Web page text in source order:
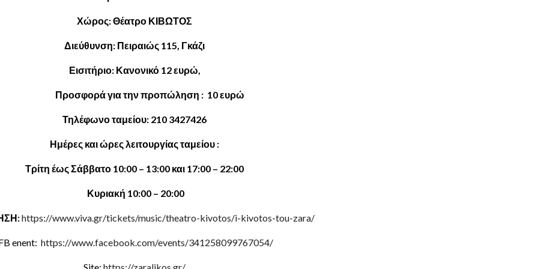
Χώρος: Θέατρο ΚΙΒΩΤΟΣ
Διεύθυνση: Πειραιώς 115, Γκάζι
Εισιτήριο: Κανονικό 12 ευρώ,
Προσφορά για την προπώληση : 10 ευρώ
Τηλέφωνο ταμείου: 210 3427426
Ημέρες και ώρες λειτουργίας ταμείου :
Τρίτη έως Σάββατο 10:00 – 13:00 και 17:00 – 22:00
Κυριακή 10:00 – 20:00
https://www.viva.gr/tickets/music/theatro-kivotos/i-kivotos-tou-zara/
enent: https://www.facebook.com/events/341258099767054/
Site: https://zaralikos.gr/